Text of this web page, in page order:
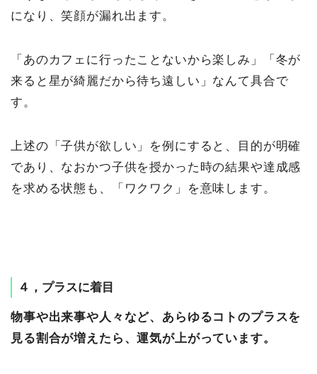
になり、笑顔が漏れ出ます。
「あのカフェに行ったことないから楽しみ」「冬が
来ると星が綺麗だから待ち遠しい」なんて具合で
す。
上述の「子供が欲しい」を例にすると、目的が明確
であり、なおかつ子供を授かった時の結果や達成感
を求める状態も、「ワクワク」を意味します。
４，プラスに着目
物事や出来事や人々など、あらゆるコトのプラスを
見る割合が増えたら、運気が上がっています。